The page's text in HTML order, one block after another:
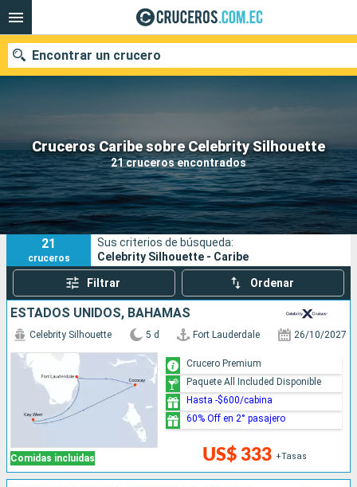
Cruceros Caribe sobre Celebrity Silhouette
21 cruceros encontrados
Encontrar un crucero
Nuestros destinos
Fecha de salida
Puertos Compañías
Buscar
21
cruceros
Sus criterios de búsqueda:
Celebrity Silhouette - Caribe
Filtrar Ordenar
ESTADOS UNIDOS, BAHAMAS
Comidas incluidas
Celebrity Silhouette 5 d Fort Lauderdale 26/10/2027
US$ 333 +Tasas
Crucero Premium
Paquete All Included Disponible
Hasta -$600/cabina
60% Off en 2° pasajero